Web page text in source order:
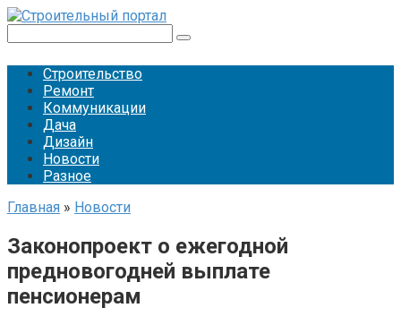
Перейти
контенту
Строительство
Ремонт
Коммуникации
Дача
Дизайн
Новости
Разное
Главная » Новости
Законопроект о ежегодной
предновогодней выплате
пенсионерам